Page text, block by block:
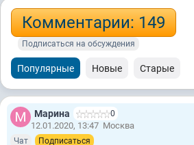
Комментарии: 149
Подписаться на обсуждения
Популярные Новые Старые
Марина 0
12.01.2020, 13:47 Москва
Чат Подписаться